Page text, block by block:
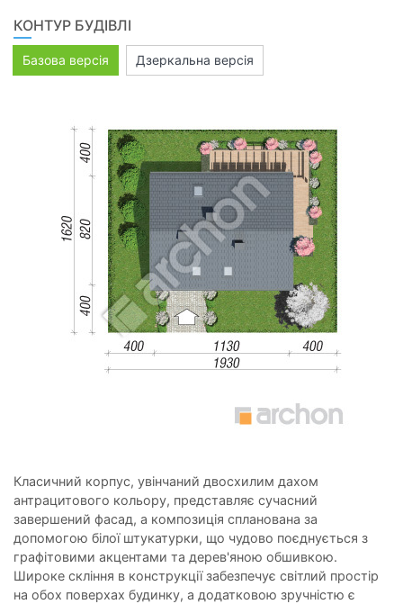
КОНТУР БУДІВЛІ
Базова версія Дзеркальна версія
Класичний корпус, увінчаний двосхилим дахом
антрацитового кольору, представляє сучасний
завершений фасад, а композиція спланована за
допомогою білої штукатурки, що чудово поєднується з
графітовими акцентами та дерев'яною обшивкою.
Широке скління в конструкції забезпечує світлий простір
на обох поверхах будинку, а додатковою зручністю є